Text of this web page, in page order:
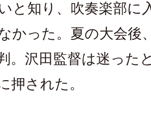
と知り、吹奏楽部に
かった。夏の大会後
。沢田監督は迷った
押された。